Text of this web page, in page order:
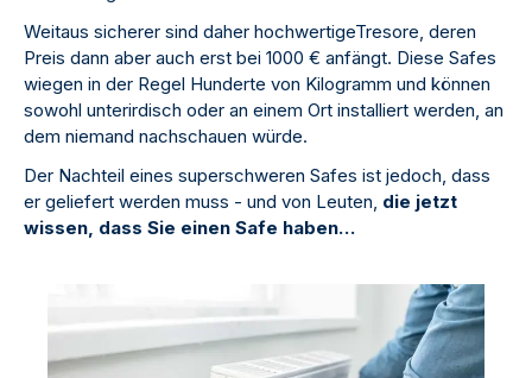
Weitaus sicherer sind daher hochwertigeTresore, deren
Preis dann aber auch erst bei 1000 € anfängt. Diese Safes
wiegen in der Regel Hunderte von Kilogramm und können
sowohl unterirdisch oder an einem Ort installiert werden, an
dem niemand nachschauen würde.
Der Nachteil eines superschweren Safes ist jedoch, dass
er geliefert werden muss - und von Leuten, die jetzt
wissen, dass Sie einen Safe haben…